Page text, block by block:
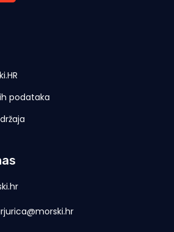
podataka